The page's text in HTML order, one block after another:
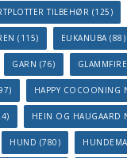
TILBEHØR (125)
(115) EUKANUBA(88)
GARN (76)
HAPPY COCOONING
HEIN OG HAUGAARD
HUND (780)